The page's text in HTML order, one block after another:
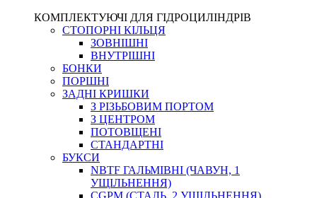
КОМПЛЕКТУЮЧІ ДЛЯ ГІДРОЦИЛІНДРІВ
СТОПОРНІ КІЛЬЦЯ
ЗОВНІШНІ
ВНУТРІШНІ
БОНКИ
ПОРШНІ
ЗАДНІ КРИШКИ
З РІЗЬБОВИМ ПОРТОМ
З ЦЕНТРОМ
ПОТОВЩЕНІ
СТАНДАРТНІ
БУКСИ
NBTF ГАЛЬМІВНІ (ЧАВУН, 1
УЩІЛЬНЕННЯ)
CGPM (СТАЛЬ, 2 УЩІЛЬНЕННЯ)